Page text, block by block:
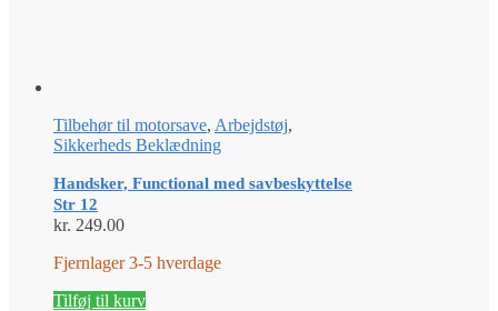
Tilbehør til motorsave, Arbejdstøj,
Sikkerheds Beklædning
Handsker, Functional med savbeskyttelse
Str 12
kr. 249.00
Fjernlager 3-5 hverdage
Tilføj til kurv